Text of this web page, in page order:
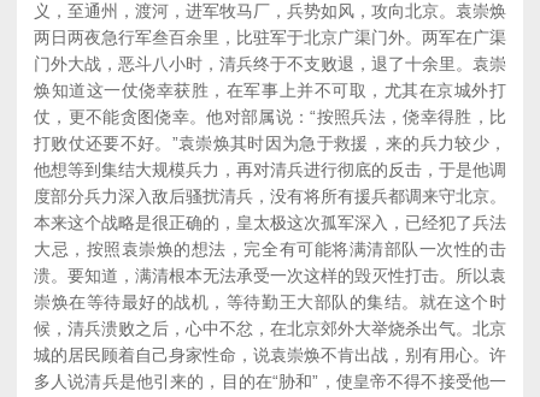
义，至通州，渡河，进军牧马厂，兵势如风，攻向北京。袁崇焕
两日两夜急行军叁百余里，比驻军于北京广渠门外。两军在广渠
门外大战，恶斗八小时，清兵终于不支败退，退了十余里。袁崇
焕知道这一仗侥幸获胜，在军事上并不可取，尤其在京城外打
仗，更不能贪图侥幸。他对部属说：“按照兵法，侥幸得胜，比
打败仗还要不好。”袁崇焕其时因为急于救援，来的兵力较少，
他想等到集结大规模兵力，再对清兵进行彻底的反击，于是他调
度部分兵力深入敌后骚扰清兵，没有将所有援兵都调来守北京。
本来这个战略是很正确的，皇太极这次孤军深入，已经犯了兵法
大忌，按照袁崇焕的想法，完全有可能将满清部队一次性的击
溃。要知道，满清根本无法承受一次这样的毁灭性打击。所以袁
崇焕在等待最好的战机，等待勤王大部队的集结。就在这个时
候，清兵溃败之后，心中不忿，在北京郊外大举烧杀出气。北京
城的居民顾着自己身家性命，说袁崇焕不肯出战，别有用心。许
多人说清兵是他引来的，目的在“胁和”，使皇帝不得不接受他一